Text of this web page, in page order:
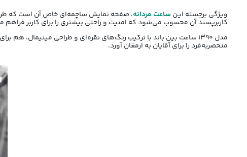
ویژگی برجسته اینساعت مردانه، صفحه نمایش ساچمه‌ای خاص آن است که
کاربرپسند آن محسوب می‌شود که امنیت و راحتی بیشتری را برای کاربر
مدل 1390 ساعت بین باند با ترکیب رنگ‌های نقره‌ای و طراحی
منحصر‌به‌فرد را برای آقایان به ارمغان آورد.